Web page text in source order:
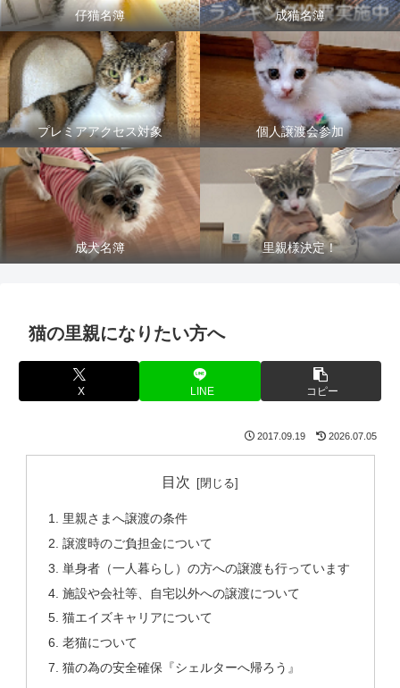
仔猫名簿 成猫名簿
プレミアアクセス対象 個人譲渡会参加
成犬名簿 里親様決定！
猫の里親になりたい方へ
X LINE コピー
2017.09.19 2026.07.05
目次
里親さまへ譲渡の条件
譲渡時のご負担金について
単身者（一人暮らし）の方への譲渡も行っています
施設や会社等、自宅以外への譲渡について
猫エイズキャリアについて
老猫について
猫の為の安全確保『シェルターへ帰ろう』